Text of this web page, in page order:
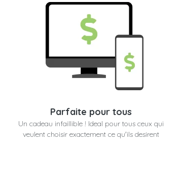
Parfaite pour tous
Un cadeau infaillible ! Ideal pour tous ceux qui
veulent choisir exactement ce qu'ils desirent